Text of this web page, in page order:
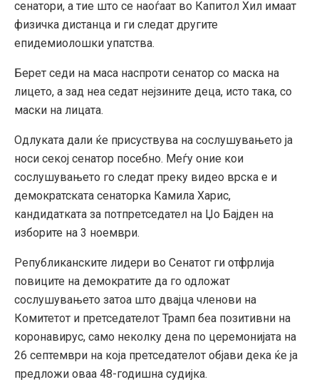
сенатори, а тие што се наоѓаат во Капитол Хил имаат
физичка дистанца и ги следат другите
епидемиолошки упатства.
Берет седи на маса наспроти сенатор со маска на
лицето, а зад неа седат нејзините деца, исто така, со
маски на лицата.
Одлуката дали ќе присуствува на сослушувањето ја
носи секој сенатор посебно. Меѓу оние кои
сослушувањето го следат преку видео врска е и
демократската сенаторка Камила Харис,
кандидатката за потпретседател на Џо Бајден на
изборите на 3 ноември.
Републиканските лидери во Сенатот ги отфрлија
повиците на демократите да го одложат
сослушувањето затоа што двајца членови на
Комитетот и претседателот Трамп беа позитивни на
коронавирус, само неколку дена по церемонијата на
26 септември на која претседателот објави дека ќе ја
предложи оваа 48-годишна судијка.